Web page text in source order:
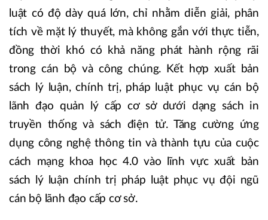
luật có độ dày quá lớn, chỉ nhằm diễn giải, phân
tích về mặt lý thuyết, mà không gắn với thực tiễn,
đồng thời khó có khả năng phát hành rộng rãi
trong cán bộ và công chúng. Kết hợp xuất bản
sách lý luận, chính trị, pháp luật phục vụ cán bộ
lãnh đạo quản lý cấp cơ sở dưới dạng sách in
truyền thống và sách điện tử. Tăng cường ứng
dụng công nghệ thông tin và thành tựu của cuộc
cách mạng khoa học 4.0 vào lĩnh vực xuất bản
sách lý luận chính trị pháp luật phục vụ đội ngũ
cán bộ lãnh đạo cấp cơ sở.